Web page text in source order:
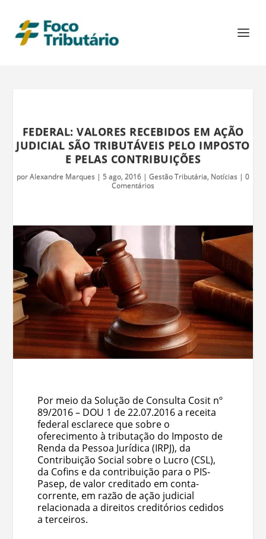
FEDERAL: VALORES RECEBIDOS EM AÇÃO
JUDICIAL SÃO TRIBUTÁVEIS PELO IMPOSTO
E PELAS CONTRIBUIÇÕES
porAlexandre Marques | 5 ago, 2016 | Gestão Tributária, Notícias | 0
Comentários
Por meio da Solução de Consulta Cosit nº
89/2016 – DOU 1 de 22.07.2016 a receita
federal esclarece que sobre o
oferecimento à tributação do Imposto de
Renda da Pessoa Jurídica (IRPJ), da
Contribuição Social sobre o Lucro (CSL),
da Cofins e da contribuição para o PIS-
Pasep, de valor creditado em conta-
corrente, em razão de ação judicial
relacionada a direitos creditórios cedidos
a terceiros.